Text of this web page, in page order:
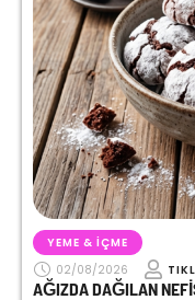
YEME & İÇME
02/08/2026
AĞIZDA DAĞILAN